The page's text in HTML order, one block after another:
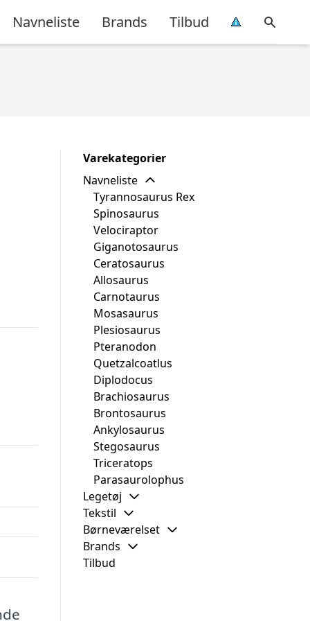
Navneliste Brands Tilbud
Varekategorier
Navneliste
Tyrannosaurus Rex
Spinosaurus
Velociraptor
Giganotosaurus
Ceratosaurus
Allosaurus
Carnotaurus
Mosasaurus
Plesiosaurus
Pteranodon
Quetzalcoatlus
Diplodocus
Brachiosaurus
Brontosaurus
Ankylosaurus
Stegosaurus
Triceratops
Parasaurolophus
Legetøj
Tekstil
Børneværelset
Brands
Tilbud